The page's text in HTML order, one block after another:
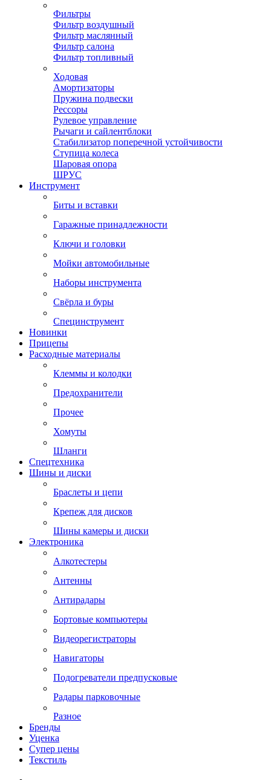
Фильтры
Фильтр воздушный
Фильтр маслянный
Фильтр салона
Фильтр топливный
Ходовая
Амортизаторы
Пружина подвески
Рессоры
Рулевое управление
Рычаги и сайлентблоки
Стабилизатор поперечной устойчивости
Ступица колеса
Шаровая опора
ШРУС
Инструмент
Биты и вставки
Гаражные принадлежности
Ключи и головки
Мойки автомобильные
Наборы инструмента
Свёрла и буры
Специнструмент
Новинки
Прицепы
Расходные материалы
Клеммы и колодки
Предохранители
Прочее
Хомуты
Шланги
Спецтехника
Шины и диски
Браслеты и цепи
Крепеж для дисков
Шины камеры и диски
Электроника
Алкотестеры
Антенны
Антирадары
Бортовые компьютеры
Видеорегистраторы
Навигаторы
Подогреватели предпусковые
Радары парковочные
Разное
Бренды
Уценка
Супер цены
Текстиль